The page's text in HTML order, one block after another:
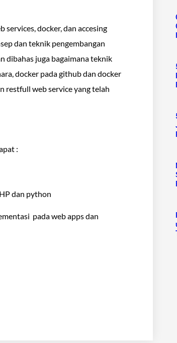
docker, dan accesing
dan teknik pengembangan
dibahas juga bagaimana teknik
docker pada github dan docker
restfull web service yang telah
:
dan python
pada web apps dan